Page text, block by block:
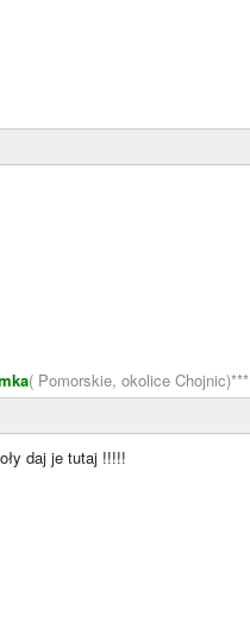
( Pomorskie, okolice Chojnic)***
daj je tutaj !!!!!